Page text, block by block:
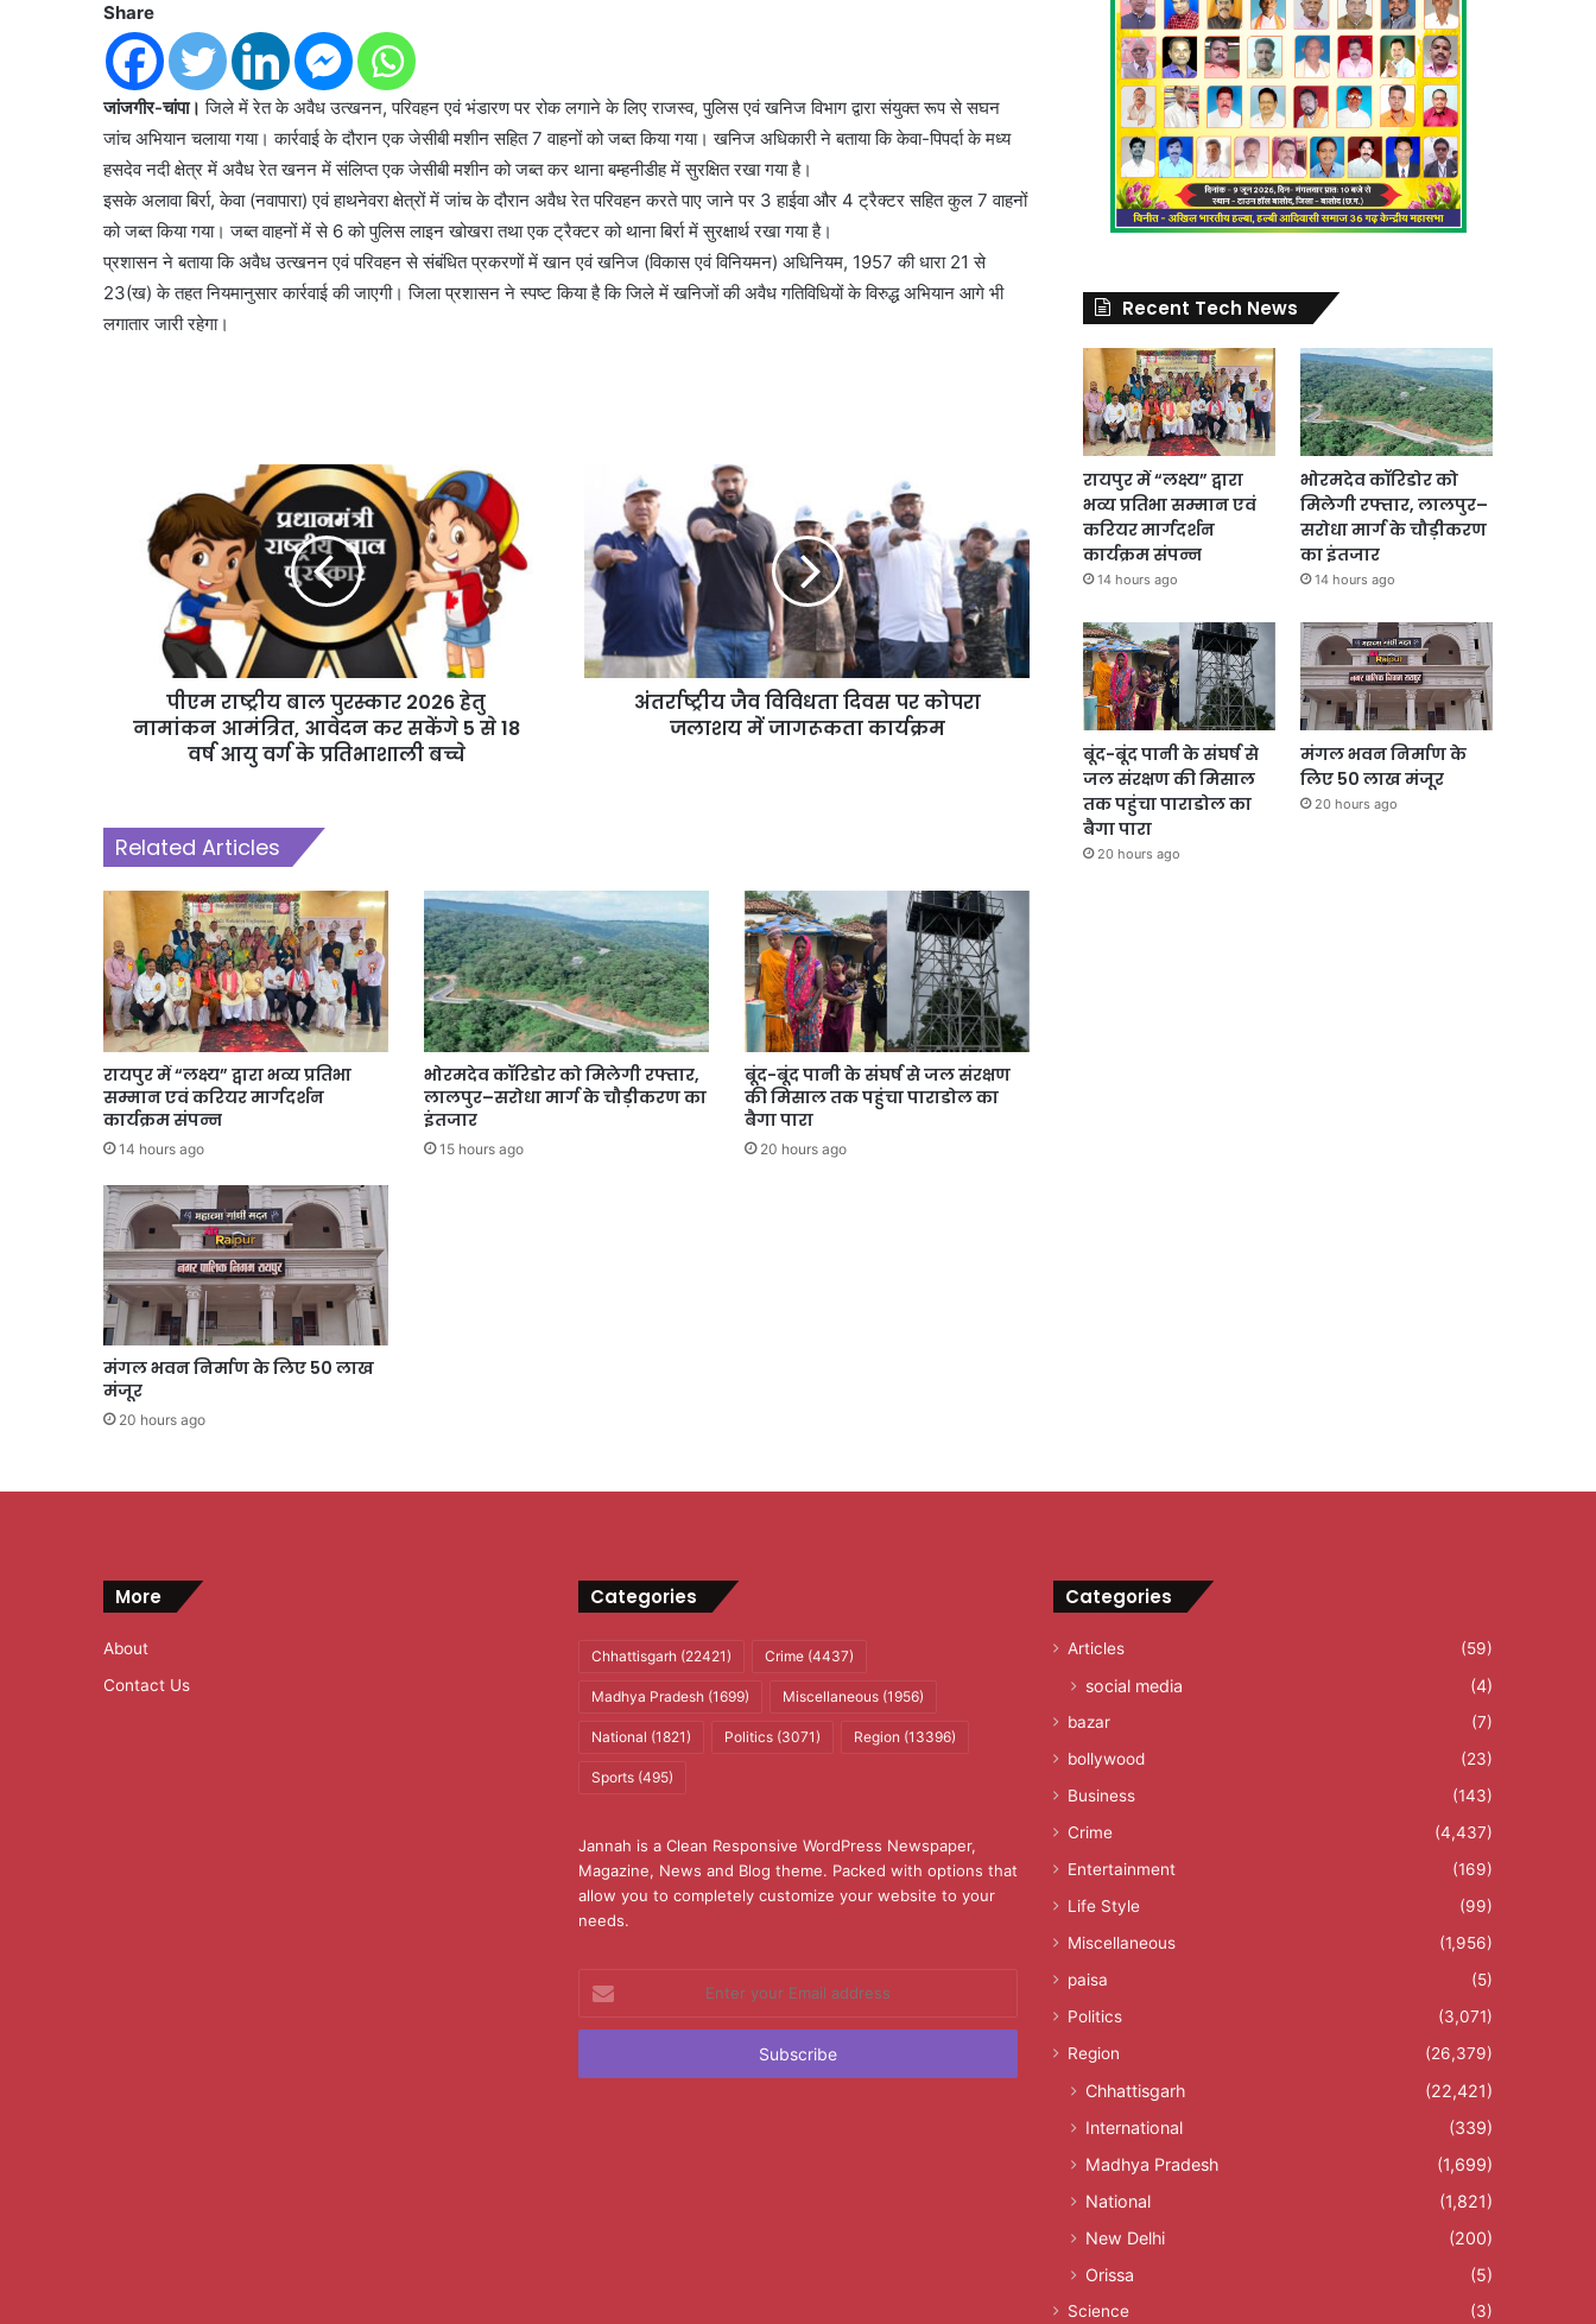
Share
जांजगीर-चांपा। जिले में रेत के अवैध उत्खनन, परिवहन एवं भंडारण पर रोक लगाने के लिए राजस्व, पुलिस एवं खनिज विभाग द्वारा संयुक्त रूप से सघन
जांच अभियान चलाया गया। कार्रवाई के दौरान एक जेसीबी मशीन सहित 7 वाहनों को जब्त किया गया। खनिज अधिकारी ने बताया कि केवा-पिपर्दा के मध्य
हसदेव नदी क्षेत्र में अवैध रेत खनन में संलिप्त एक जेसीबी मशीन को जब्त कर थाना बम्हनीडीह में सुरक्षित रखा गया है।
इसके अलावा बिर्रा, केवा (नवापारा) एवं हाथनेवरा क्षेत्रों में जांच के दौरान अवैध रेत परिवहन करते पाए जाने पर 3 हाईवा और 4 ट्रैक्टर सहित कुल 7 वाहनों
को जब्त किया गया। जब्त वाहनों में से 6 को पुलिस लाइन खोखरा तथा एक ट्रैक्टर को थाना बिर्रा में सुरक्षार्थ रखा गया है।
प्रशासन ने बताया कि अवैध उत्खनन एवं परिवहन से संबंधित प्रकरणों में खान एवं खनिज (विकास एवं विनियमन) अधिनियम, 1957 की धारा 21 से
23(ख) के तहत नियमानुसार कार्रवाई की जाएगी। जिला प्रशासन ने स्पष्ट किया है कि जिले में खनिजों की अवैध गतिविधियों के विरुद्ध अभियान आगे भी
लगातार जारी रहेगा।
पीएम राष्ट्रीय बाल पुरस्कार 2026 हेतु
नामांकन आमंत्रित, आवेदन कर सकेंगे 5 से 18
वर्ष आयु वर्ग के प्रतिभाशाली बच्चे
अंतर्राष्ट्रीय जैव विविधता दिवस पर कोपरा
जलाशय में जागरूकता कार्यक्रम
Related Articles
रायपुर में “लक्ष्य” द्वारा भव्य प्रतिभा
सम्मान एवं करियर मार्गदर्शन
कार्यक्रम संपन्न
14 hours ago
भोरमदेव कॉरिडोर को मिलेगी रफ्तार,
लालपुर–सरोधा मार्ग के चौड़ीकरण का
इंतजार
15 hours ago
बूंद-बूंद पानी के संघर्ष से जल संरक्षण
की मिसाल तक पहुंचा पाराडोल का
बैगा पारा
20 hours ago
मंगल भवन निर्माण के लिए 50 लाख
मंजूर
20 hours ago
Recent Tech News
रायपुर में “लक्ष्य” द्वारा
भव्य प्रतिभा सम्मान एवं
करियर मार्गदर्शन
कार्यक्रम संपन्न
14 hours ago
भोरमदेव कॉरिडोर को
मिलेगी रफ्तार, लालपुर–
सरोधा मार्ग के चौड़ीकरण
का इंतजार
14 hours ago
बूंद-बूंद पानी के संघर्ष से
जल संरक्षण की मिसाल
तक पहुंचा पाराडोल का
बैगा पारा
20 hours ago
मंगल भवन निर्माण के
लिए 50 लाख मंजूर
20 hours ago
More
About
Contact Us
Categories
Chhattisgarh(22421) Crime(4437)
Madhya Pradesh(1699) Miscellaneous(1956)
National (1821) Politics(3071) Region (13396)
Sports(495)
Jannah is a Clean Responsive WordPress Newspaper,
Magazine, News and Blog theme. Packed with options that
allow you to completely customize your website to your
needs.
your
Email
Categories
Articles (59)
social media (4)
bazar
(7)
bollywood
(23)
Business
(143)
Crime
(4,437)
Entertainment
(169)
Life Style
(99)
Miscellaneous
(1,956)
paisa
(5)
Politics
(3,071)
Region
(26,379)
Chhattisgarh
(22,421)
International
(339)
Madhya Pradesh
(1,699)
National
(1,821)
New Delhi
(200)
Orissa
(5)
Science (3)